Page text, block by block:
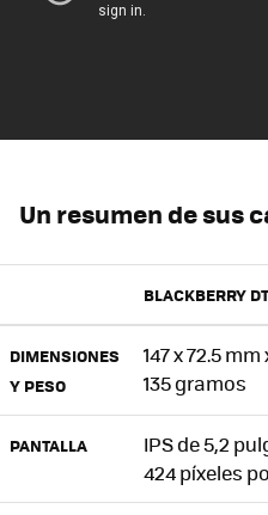
Un resumen de sus
BLACKBERRY
DIMENSIONES
Y PESO
147 x 72.5
135 gramos
PANTALLA
IPS de 5,2
424 píxeles